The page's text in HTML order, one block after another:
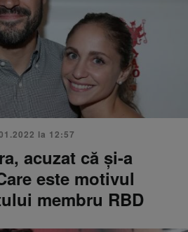
la 12:57
acuzat că și-a
este motivul
membru RBD